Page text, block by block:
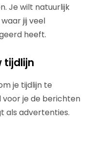
Je wilt natuurlijk
jij veel
heeft.
tijdlijn
je tijdlijn te
je de berichten
als advertenties.